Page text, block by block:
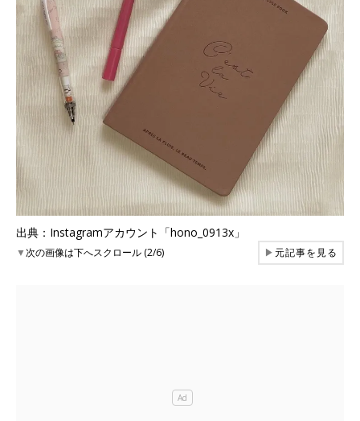
出典：Instagramアカウント「hono_0913x」
▼次の画像は下へスクロール (2/6) ▶元記事を見る